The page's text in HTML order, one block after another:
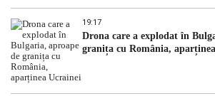
19:17
Drona care a explodat în
granița cu România,